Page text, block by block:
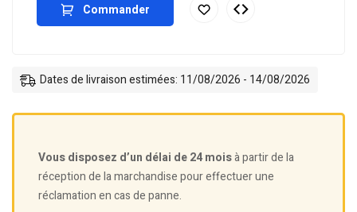
Commander
Dates de livraison estimées: 11/08/2026 - 14/08/2026
Vous disposez d’un délai de 24 moisà partir de la
réception de la marchandise pour effectuer une
réclamation en cas de panne.